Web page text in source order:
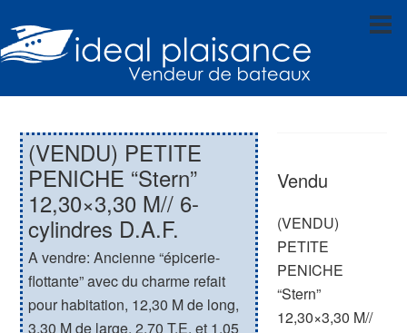
(VENDU) PETITE
PENICHE “Stern”
12,30×3,30 M// 6-
cylindres D.A.F.
A vendre: Ancienne “épicerie-
flottante” avec du charme refait
pour habitation, 12,30 M de long,
3,30 M de large, 2,70 T.E. et 1,05
Vendu
(VENDU)
PETITE
PENICHE
“Stern”
12,30×3,30 M//